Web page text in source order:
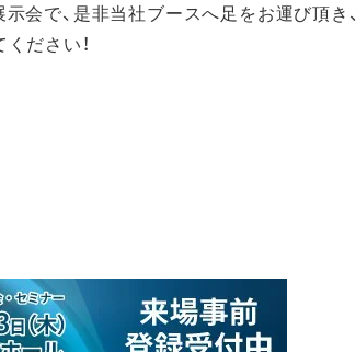
会で、是非当社ブースへ足をお運び頂き、
ださい！